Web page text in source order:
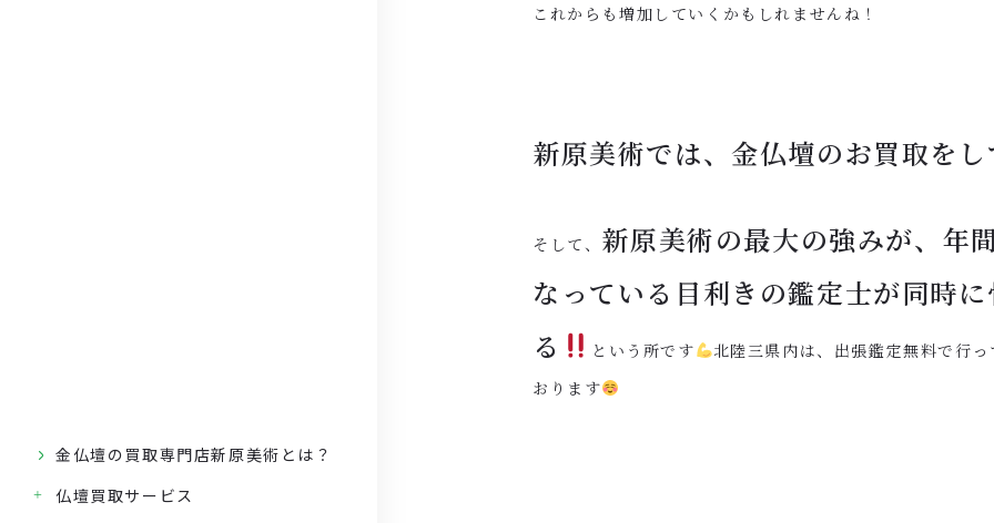
金仏壇の買取専門店新原美術とは？
仏壇買取サービス
これからも増加していくかもしれませんね！
新原美術では、金仏壇のお買取を
そして、 新原美術の最大の強みが、年
なっている目利きの鑑定士が同時
る
という所です
北陸三県内は、出張鑑定無料で行
おります